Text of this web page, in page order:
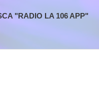
"RADIO LA 106 APP"